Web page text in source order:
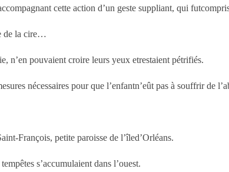
cette action d’un geste suppliant, qui
de la cire…
n’en pouvaient croire leurs yeux etrestaient pétrifiés.
nécessaires pour que l’enfantn’eût pas à souffrir de
François, petite paroisse de l’îled’Orléans.
s’accumulaient dans l’ouest.